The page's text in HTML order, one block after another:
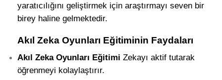
yaratıcılığını geliştirmek için araştırmayı seven bir
birey haline gelmektedir.
Akıl Zeka Oyunları Eğitiminin Faydaları
Akıl Zeka Oyunları Eğitimi Zekayı aktif tutarak
öğrenmeyi kolaylaştırır.